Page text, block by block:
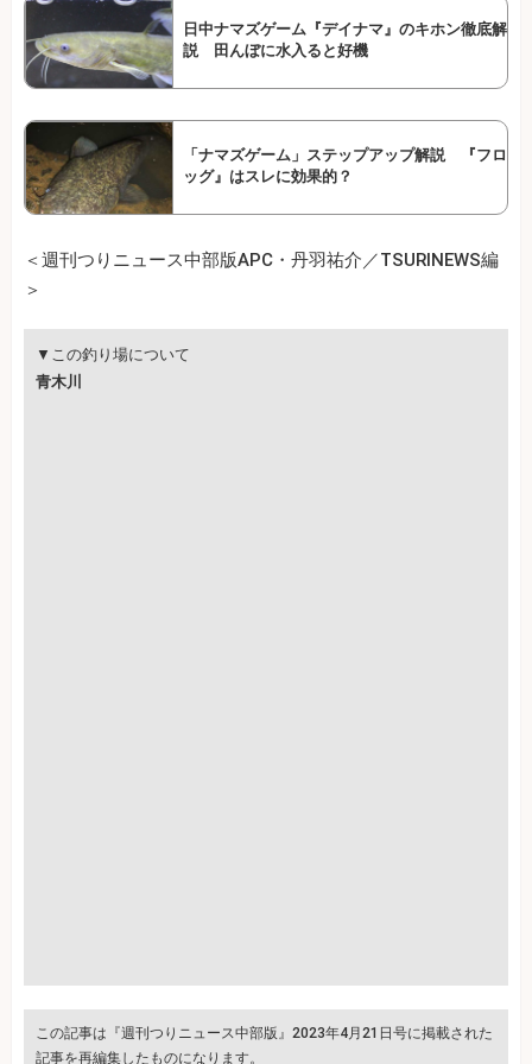
日中ナマズゲーム『デイナマ』のキホン徹底解
説 田んぼに水入ると好機
「ナマズゲーム」ステップアップ解説 『フロ
ッグ』はスレに効果的？
＜週刊つりニュース中部版APC・丹羽祐介／TSURINEWS編
＞
▼この釣り場について
青木川
この記事は『週刊つりニュース中部版』2023年4月21日号に掲載された
記事を再編集したものになります。